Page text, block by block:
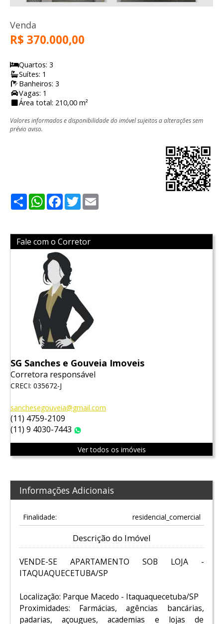
Venda
R$ 370.000,00
Quartos: 3
Suítes: 1
Banheiros: 3
Vagas: 1
Área total: 210,00 m²
Valores informados e disponibilidade do imóvel sujeitos a alterações sem
prévio aviso.
ShareWhatsApp
Facebook
Twitter
Fale com o Corretor
SG Sanches e Gouveia Imoveis
Corretora responsável
CRECI: 035672-J
sanchesegouveia@gmail.com
(11) 4759-2109
(11) 9 4030-7443
Ver todos os imóveis
Informações Adicionais
Finalidade: residencial_comercial
Descrição do Imóvel
VENDE-SE APARTAMENTO SOB LOJA -
ITAQUAQUECETUBA/SP
Localização: Parque Macedo - Itaquaquecetuba/SP
Proximidades: Farmácias, agências bancárias,
padarias, açougues, academias e lojas de